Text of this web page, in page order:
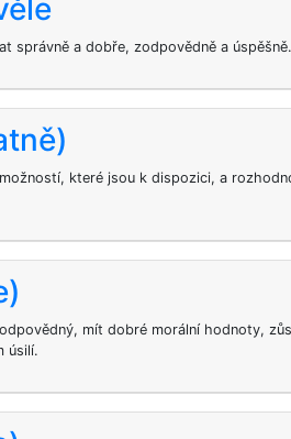
správně a dobře, zodpovědně a úspěšně.
které jsou k dispozici, a
mít dobré morální hodnoty,
úsilí.